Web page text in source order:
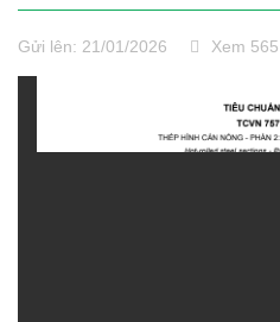
Gửi lên: 21/01/2026 Xem 565